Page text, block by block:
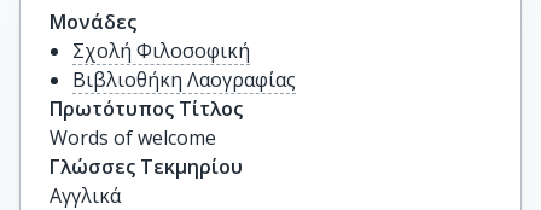
Μονάδες
Σχολή Φιλοσοφική
Βιβλιοθήκη Λαογραφίας
Πρωτότυπος Τίτλος
Words of welcome
Γλώσσες Τεκμηρίου
Αγγλικά